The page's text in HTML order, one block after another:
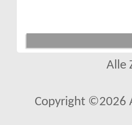
Alle
Copyright ©2026